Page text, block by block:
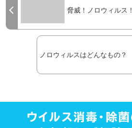
脅威！ノロウィルス！
ノロウィルスはどんなもの？